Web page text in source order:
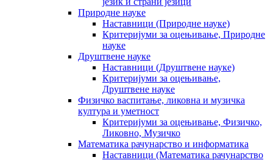
Природне науке
Наставници (Природне науке)
Критеријуми за оцењивање, Природне
науке
Друштвене науке
Наставници (Друштвене науке)
Критеријуми за оцењивање,
Друштвене науке
Физичко васпитање, ликовна и музичка
култура и уметност
Критеријуми за оцењивање, Физичко,
Ликовно, Музичко
Математика рачунарство и информатика
Наставници (Математика рачунарство